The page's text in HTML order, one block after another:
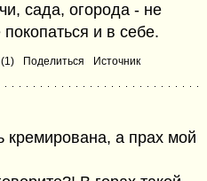
сада, огорода - не
и в себе.
Поделиться Источник
кремирована, а прах мой